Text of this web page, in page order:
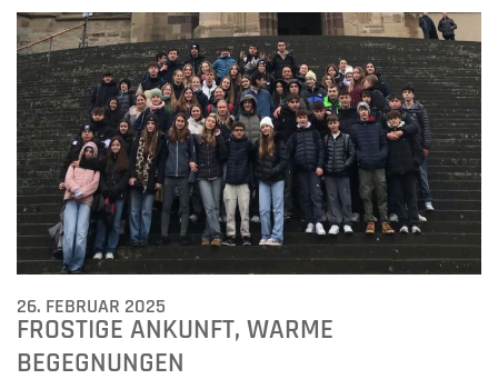
26. FEBRUAR 2025
FROSTIGE ANKUNFT, WARME
BEGEGNUNGEN